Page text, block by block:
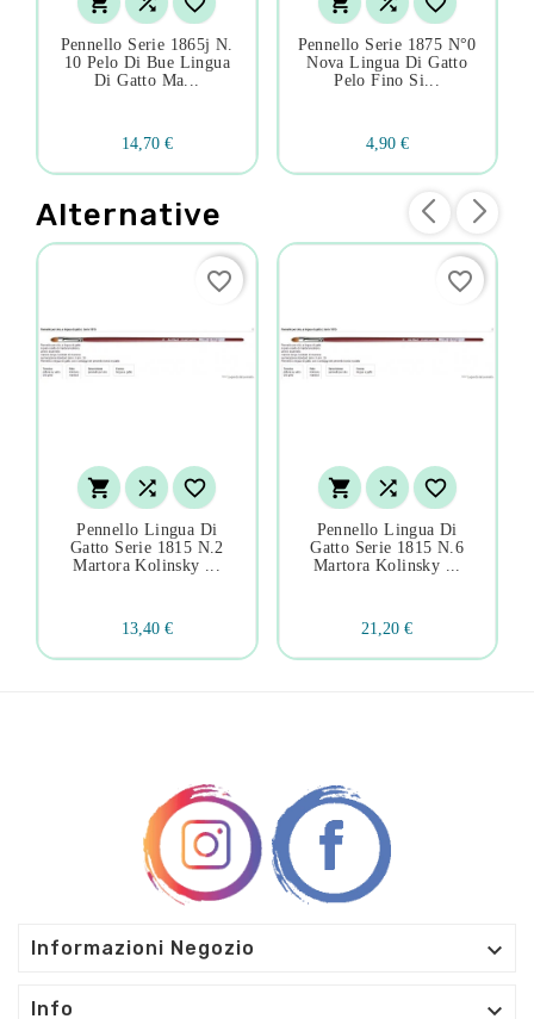
Pennello Serie 1865j N.
10 Pelo Di Bue Lingua
Di Gatto Ma...
14,70 €
Pennello Serie 1875 N°0
Nova Lingua Di Gatto
Pelo Fino Si...
4,90 €
Alternative
  
Pennello Lingua Di
Gatto Serie 1815 N.2
Martora Kolinsky ...
13,40 €
favorite_border
  
Pennello Lingua Di
Gatto Serie 1815 N.6
Martora Kolinsky ...
21,20 €
favorite_border
Informazioni Negozio 
Info 